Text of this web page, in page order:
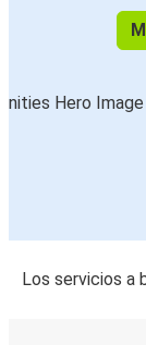
Los servicios a